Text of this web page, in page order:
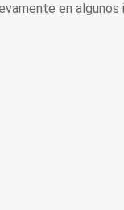
en algunos